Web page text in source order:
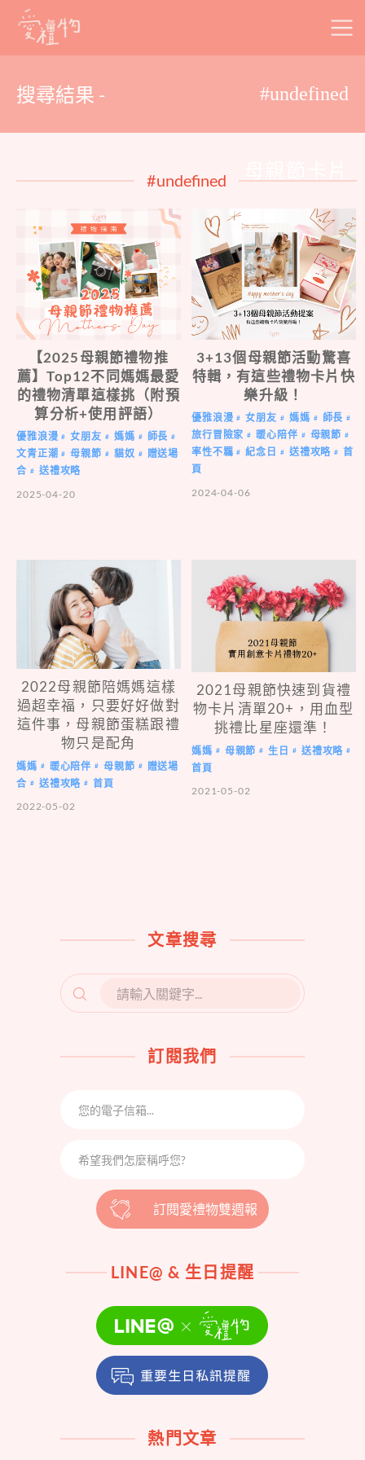
Skip
搜尋結果 - #undefined
#undefined
【2025母親節禮物推
薦】Top12不同媽媽最愛
的禮物清單這樣挑（附預
算分析+使用評語）
優雅浪漫 # 女朋友 # 媽媽 # 師長 #
文青正潮 # 母親節 # 貓奴 #
贈送場
合 #
送禮攻略
2025-04-20
3+13個母親節活動驚喜
特輯，有這些禮物卡片快
樂升級！
優雅浪漫 # 女朋友 # 媽媽 # 師長 #
旅行冒險家 # 暖心陪伴 # 母親節 #
率性不羈 # 紀念日 # 送禮攻略 #
首
頁
2024-04-06
2022母親節陪媽媽這樣
過超幸福，只要好好做對
這件事，母親節蛋糕跟禮
物只是配角
媽媽 # 暖心陪伴 # 母親節 #
贈送場
合 # 送禮攻略 #
首頁
2022-05-02
2021母親節快速到貨禮
物卡片清單20+，用血型
挑禮比星座還準！
媽媽 # 母親節 # 生日 # 送禮攻略 #
首頁
2021-05-02
文章搜尋
SEARCH
FOR:
訂閱我們
訂閱愛禮物雙週報
LINE@ & 生日提醒
熱門文章